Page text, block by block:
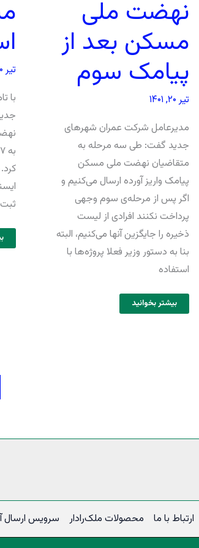
نهضت ملی
مسکن بعد از
پیامک سوم
تیر ۲۰, ۱۴۰۱
مدیرعامل شرکت عمران شهرهای
جدید گفت: طی سه مرحله به
متقاضیان نهضت ملی مسکن
پیامک واریز آورده ارسال می‌کنیم و
اگر پس از مرحله‌ی سوم وجهی
پرداخت نکنند افرادی از لیست
ذخیره را جایگزین آنها می‌کنیم، البته
بنا به دستور وزیر فعلا پروژه‌ها با
استفاده
بیشتر بخوانید
تیر ۲۰, ۱۴۰۱
با
ارتباط با ما محصولات ملک‌رادار سرویس ارسال